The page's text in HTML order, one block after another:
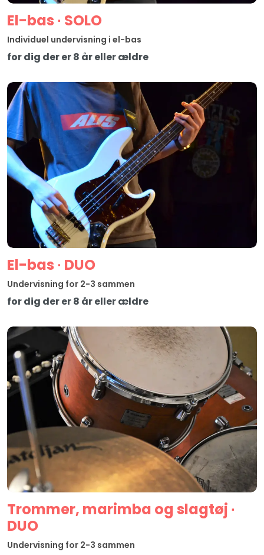
El-bas ∙ SOLO
Individuel undervisning i el-bas
for dig der er 8 år eller ældre
El-bas ∙ DUO
Undervisning for 2-3 sammen
for dig der er 8 år eller ældre
Trommer, marimba og slagtøj ∙
DUO
Undervisning for 2-3 sammen